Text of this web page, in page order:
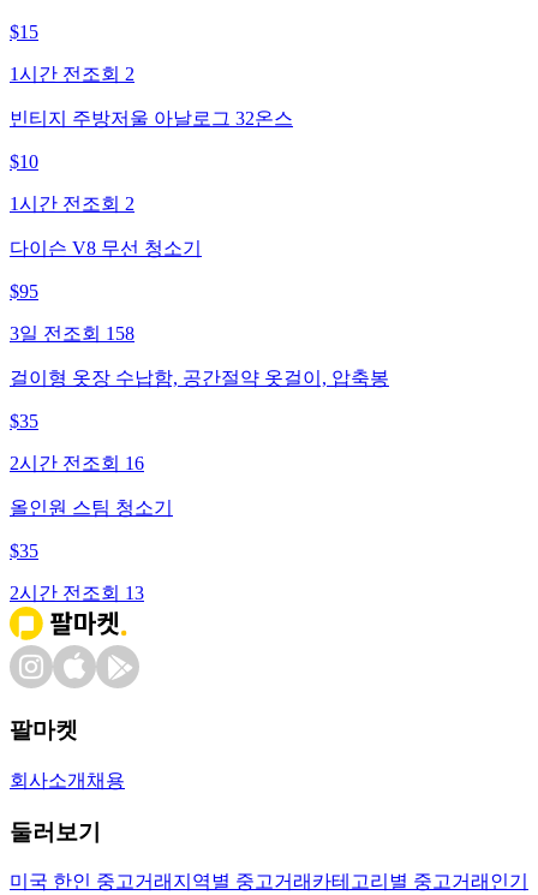
$15
1시간 전 조회 2
빈티지 주방저울 아날로그 32온스
$10
1시간 전 조회 2
다이슨 V8 무선 청소기
$95
3일 전 조회 158
걸이형 옷장 수납함, 공간절약 옷걸이, 압축봉
$35
2시간 전 조회 16
올인원 스팀 청소기
$35
2시간 전 조회 13
팔마켓
회사소개 채용
둘러보기
미국 한인 중고거래 지역별 중고거래 카테고리별 중고거래 인기